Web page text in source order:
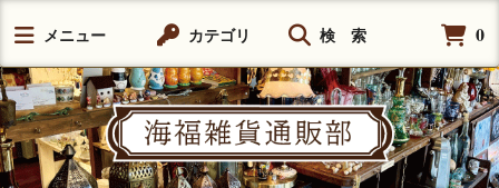
メニュー カテゴリ 検 索 0